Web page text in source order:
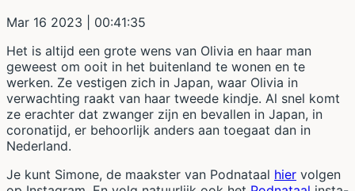
Mar 16 2023 | 00:41:35
Het is altijd een grote wens van Olivia en haar man
geweest om ooit in het buitenland te wonen en te
werken. Ze vestigen zich in Japan, waar Olivia in
verwachting raakt van haar tweede kindje. Al snel komt
ze erachter dat zwanger zijn en bevallen in Japan, in
coronatijd, er behoorlijk anders aan toegaat dan in
Nederland.
Je kunt Simone, de maakster van Podnataal hier volgen